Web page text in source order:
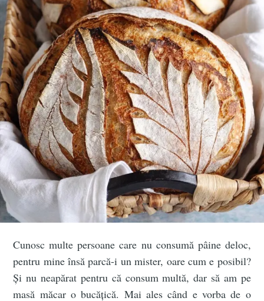
Cunosc multe persoane care nu consumă pâine deloc,
pentru mine însă parcă-i un mister, oare cum e posibil?
Și nu neapărat pentru că consum multă, dar să am pe
masă măcar o bucățică. Mai ales când e vorba de o